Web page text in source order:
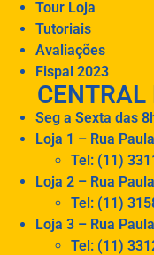
Tour Loja
Tutoriais
Avaliações
Fispal 2023
CENTRAL
Seg a Sexta das
Loja 1 – Rua
Tel: (11)
Loja 2 – Rua
Tel: (11)
Loja 3 – Rua
Tel: (11)